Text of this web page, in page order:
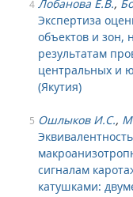
4 Лобанова Е.В.,
Экспертиза
объектов и зон,
результатам
центральных и
(Якутия)
5 Ошлыков И.С.,
сигналам
катушками: